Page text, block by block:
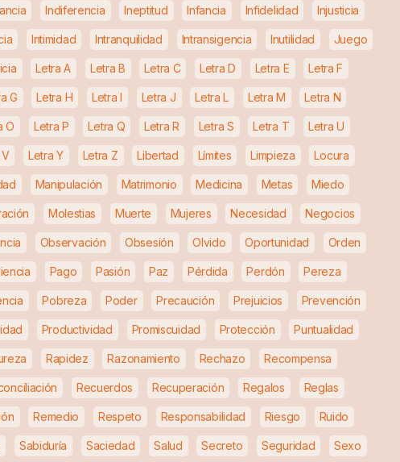
Indiferencia Ineptitud Infancia Infidelidad Injusticia
Intimidad Intranquilidad Intransigencia Inutilidad Juego
Letra A Letra B Letra C Letra D Letra E Letra F
G Letra H Letra I Letra J Letra L Letra M Letra N
O Letra P Letra Q Letra R Letra S Letra T Letra U
Letra Y Letra Z Libertad Límites Limpieza Locura
Manipulación Matrimonio Medicina Metas Miedo
Molestias Muerte Mujeres Necesidad Negocios
Observación Obsesión Olvido Oportunidad Orden
Pago Pasión Paz Pérdida Perdón Pereza
Pobreza Poder Precaución Prejuicios Prevención
Productividad Promiscuidad Protección Puntualidad
Rapidez Razonamiento Rechazo Recompensa
Recuerdos Recuperación Regalos Reglas
Remedio Respeto Responsabilidad Riesgo Ruido
Sabiduría Saciedad Salud Secreto Seguridad Sexo